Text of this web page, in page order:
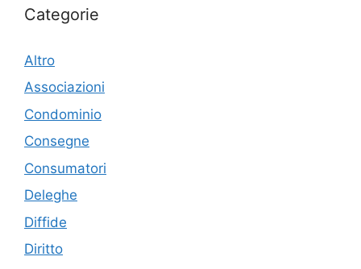
Categorie
Altro
Associazioni
Condominio
Consegne
Consumatori
Deleghe
Diffide
Diritto